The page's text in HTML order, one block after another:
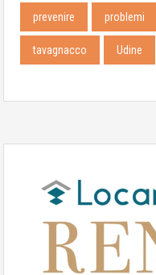
prevenire problemi
tavagnacco Udine